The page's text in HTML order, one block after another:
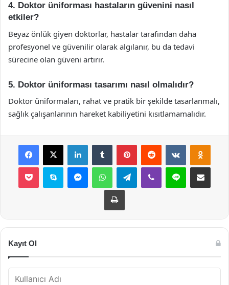
4. Doktor üniforması hastaların güvenini nasıl
etkiler?
Beyaz önlük giyen doktorlar, hastalar tarafından daha
profesyonel ve güvenilir olarak algılanır, bu da tedavi
sürecine olan güveni artırır.
5. Doktor üniforması tasarımı nasıl olmalıdır?
Doktor üniformaları, rahat ve pratik bir şekilde tasarlanmalı,
sağlık çalışanlarının hareket kabiliyetini kısıtlamamalıdır.
Facebook
X LinkedInTumblr PinterestReddit VKontakte
Pocket Skype MessengerWhatsAppTelegramViber Line E-Posta ile
Yazdır
Kayıt Ol